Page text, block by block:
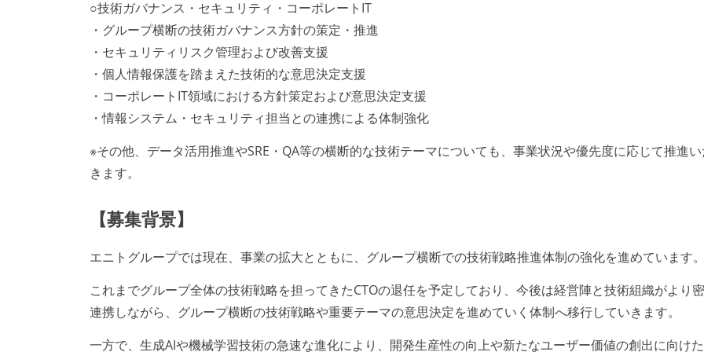
○技術ガバナンス・セキュリティ・コーポレートIT
・グループ横断の技術ガバナンス方針の策定・推進
・セキュリティリスク管理および改善支援
・個人情報保護を踏まえた技術的な意思決定支援
・コーポレートIT領域における方針策定および意思決定支援
・情報システム・セキュリティ担当との連携による体制強化
※その他、データ活用推進やSRE・QA等の横断的な技術テーマについても、事業状況や優先度に応じて推進
きます。
【募集背景】
エニトグループでは現在、事業の拡大とともに、グループ横断での技術戦略推進体制の強化を進めています。
これまでグループ全体の技術戦略を担ってきたCTOの退任を予定しており、今後は経営陣と技術組織がより
連携しながら、グループ横断の技術戦略や重要テーマの意思決定を進めていく体制へ移行していきます。
一方で、生成AIや機械学習技術の急速な進化により、開発生産性の向上や新たなユーザー価値の創出に向け